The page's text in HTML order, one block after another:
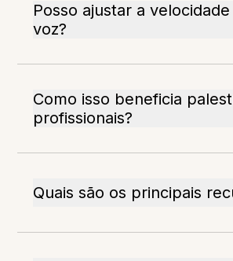
Posso ajustar a velocidade
voz?
Como isso beneficia
profissionais?
Quais são os principais